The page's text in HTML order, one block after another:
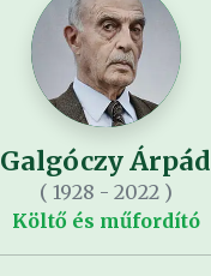
Galgóczy Árpád
( 1928 - 2022 )
Költő és műfordító